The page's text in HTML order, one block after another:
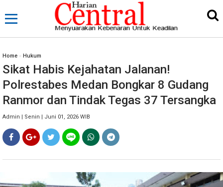
Home » Hukum
Sikat Habis Kejahatan Jalanan!
Polrestabes Medan Bongkar 8 Gudang
Ranmor dan Tindak Tegas 37 Tersangka
Admin | Senin | Juni 01, 2026 WIB